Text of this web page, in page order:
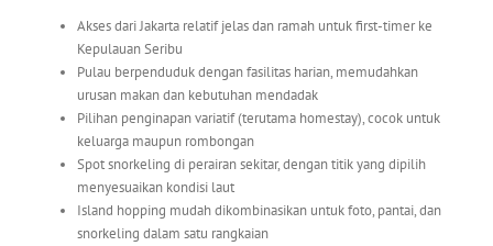
Akses dari Jakarta relatif jelas dan ramah untuk first-timer ke
Kepulauan Seribu
Pulau berpenduduk dengan fasilitas harian, memudahkan
urusan makan dan kebutuhan mendadak
Pilihan penginapan variatif (terutama homestay), cocok untuk
keluarga maupun rombongan
Spot snorkeling di perairan sekitar, dengan titik yang dipilih
menyesuaikan kondisi laut
Island hopping mudah dikombinasikan untuk foto, pantai, dan
snorkeling dalam satu rangkaian